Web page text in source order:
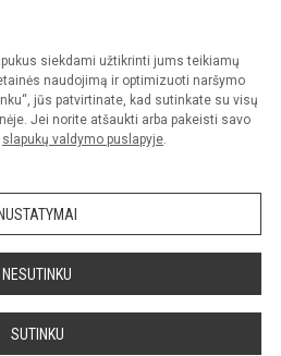
siekdami užtikrinti jums teikiamų
naudojimą ir optimizuoti naršymo
jūs patvirtinate, kad sutinkate su visų
Jei norite atšaukti arba pakeisti savo
slapukų valdymo puslapyje.
NESUTINKU
SUTINKU
mokykla. Visos teisės saugomos.
sutikimo griežtai draudžiama.
Slapukų valdymas